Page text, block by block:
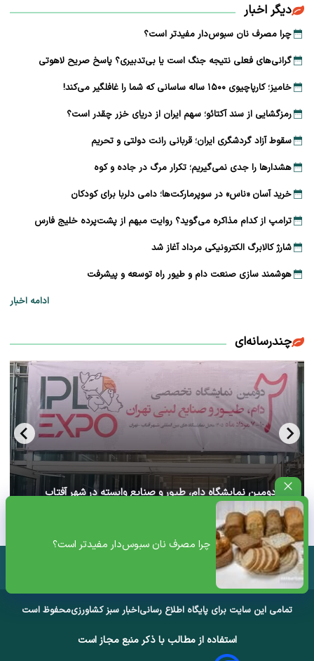
چرا مصرف نان سبوس‌دار مفیدتر است؟
دیگر اخبار
چرا مصرف نان سبوس‌دار مفیدتر است؟
گرانی‌های فعلی نتیجه جنگ است یا بی‌تدبیری؟ پاسخ صریح لاهوتی
خامیز؛ کارپاچیوی ۱۵۰۰ ساله ساسانی که شما را غافلگیر می‌کند!
رمزگشایی از سند آکتائو؛ سهم ایران از دریای خزر چقدر است؟
سقوط آزاد گردشگری ایران؛ قربانی رانت دولتی و تحریم
هشدارها را جدی نمی‌گیریم؛ تکرار مرگ در جاده و کوه
خرید آسان «ناس» در سوپرمارکت‌ها؛ دامی دلربا برای کودکان
ترامپ از کدام مذاکره می‌گوید؟ روایت مبهم از پشت‌پرده خلیج فارس
شارژ کالابرگ الکترونیکی مرداد آغاز شد
هوشمند سازی صنعت دام و طیور راه توسعه و پیشرفت
ادامه اخبار
چندرسانه‌ای
آغاز دومین نمایشگاه دام، طیور و صنایع وابسته در شهر آفتاب
تهران+ ویدئو
تمامی این سایت برای پایگاه اطلاع رسانیاخبار سبز کشاورزیمحفوظ است
استفاده از مطالب با ذکر منبع مجاز است